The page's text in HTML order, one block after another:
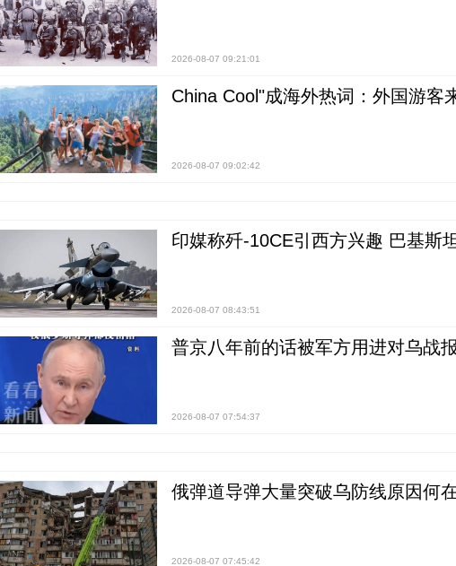
2026-08-07 09:21:01
China Cool"成海外热词：外国游客
2026-08-07 09:02:42
印媒称歼-10CE引西方兴趣 巴基斯
2026-08-07 08:43:51
普京八年前的话被军方用进对乌战报
2026-08-07 07:54:37
俄弹道导弹大量突破乌防线原因何
2026-08-07 07:45:42